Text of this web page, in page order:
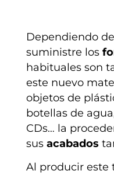
Dependiendo
suministre los
habituales son
este nuevo
objetos de
botellas de
CDs… la
sus acabados
Al producir este